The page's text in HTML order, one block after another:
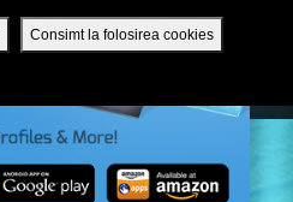
Consimt la folosirea cookies